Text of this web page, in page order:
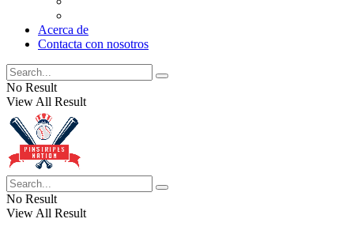
Acerca de
Contacta con nosotros
No Result
View All Result
No Result
View All Result